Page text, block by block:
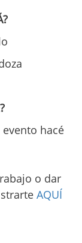
hacé
o dar
AQUÍ